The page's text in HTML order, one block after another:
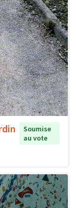
Soumise
au vote